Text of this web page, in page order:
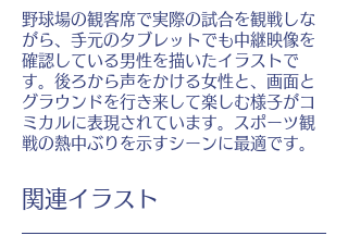
野球場の観客席で実際の試合を観戦しな
がら、手元のタブレットでも中継映像を
確認している男性を描いたイラストで
す。後ろから声をかける女性と、画面と
グラウンドを行き来して楽しむ様子がコ
ミカルに表現されています。スポーツ観
戦の熱中ぶりを示すシーンに最適です。
​関連イラスト